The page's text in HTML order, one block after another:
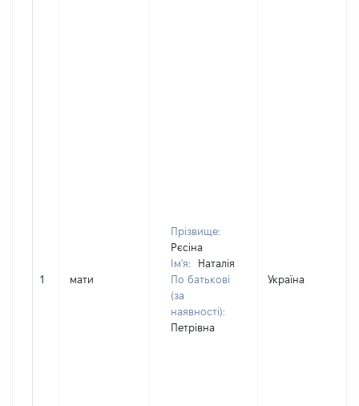
1 мати
Прізвище:
Рєсіна
Ім'я:
Наталія
По батькові
(за
наявності):
Петрівна
Україна